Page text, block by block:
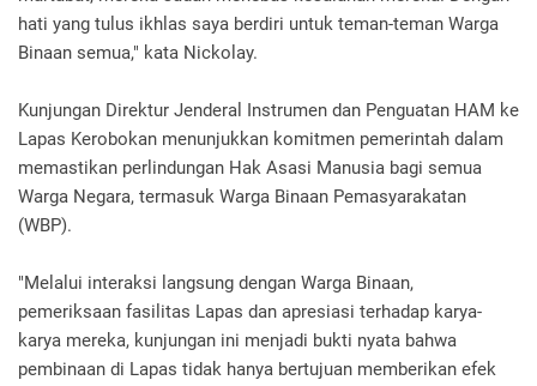
hati yang tulus ikhlas saya berdiri untuk teman-teman Warga
Binaan semua," kata Nickolay.
Kunjungan Direktur Jenderal Instrumen dan Penguatan HAM ke
Lapas Kerobokan menunjukkan komitmen pemerintah dalam
memastikan perlindungan Hak Asasi Manusia bagi semua
Warga Negara, termasuk Warga Binaan Pemasyarakatan
(WBP).
"Melalui interaksi langsung dengan Warga Binaan,
pemeriksaan fasilitas Lapas dan apresiasi terhadap karya-
karya mereka, kunjungan ini menjadi bukti nyata bahwa
pembinaan di Lapas tidak hanya bertujuan memberikan efek